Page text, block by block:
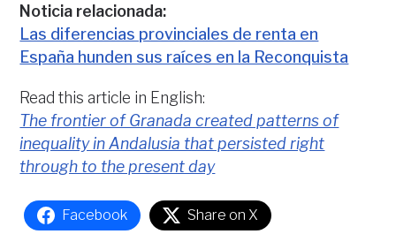
Noticia relacionada:
Las diferencias provinciales de renta en
España hunden sus raíces en la Reconquista
Read this article in English:
The frontier of Granada created patterns of
inequality in Andalusia that persisted right
through to the present day
Facebook Share on X